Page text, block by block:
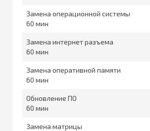
Замена операционной системы
60
Замена интернет разъема
60
Замена оперативной памяти
60
Обновление ПО
60
Замена матрицы